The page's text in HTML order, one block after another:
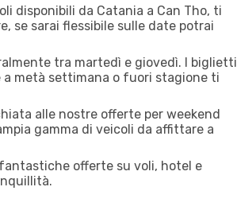
disponibili da Catania a Can Tho, ti
se sarai flessibile sulle date potrai
tra martedì e giovedì. I biglietti
a metà settimana o fuori stagione ti
alle nostre offerte per weekend
gamma di veicoli da affittare a
offerte su voli, hotel e